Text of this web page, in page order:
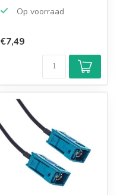
Op voorraad
€7,49